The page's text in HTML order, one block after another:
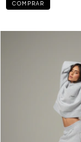
COMPRAR